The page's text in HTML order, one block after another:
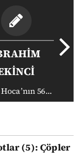
56,7
dolarlık
(5): Çöpler